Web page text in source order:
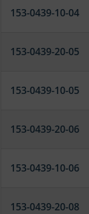
153-0439-10-04
153-0439-20-05
153-0439-10-05
153-0439-20-06
153-0439-10-06
153-0439-20-08